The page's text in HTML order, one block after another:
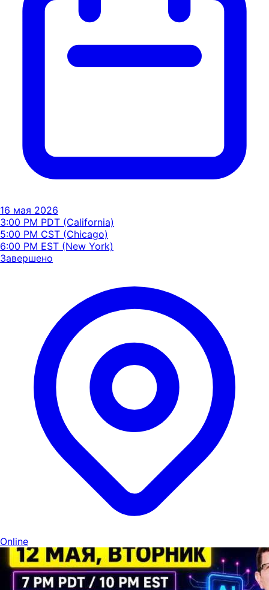
16 мая 2026
3:00 PM PDT (California)
5:00 PM CST (Chicago)
6:00 PM EST (New York)
Завершено
Online